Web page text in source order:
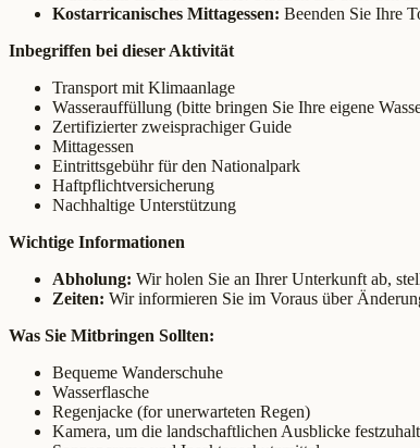
Kostarricanisches Mittagessen: Beenden Sie Ihre
Inbegriffen bei dieser Aktivität
Transport mit Klimaanlage
Wasserauffüllung (bitte bringen Sie Ihre eigene
Zertifizierter zweisprachiger Guide
Mittagessen
Eintrittsgebühr für den Nationalpark
Haftpflichtversicherung
Nachhaltige Unterstützung
Wichtige Informationen
Abholung: Wir holen Sie an Ihrer Unterkunft ab,
Zeiten: Wir informieren Sie im Voraus über
Was Sie Mitbringen Sollten:
Bequeme Wanderschuhe
Wasserflasche
Regenjacke (for unerwarteten Regen)
Kamera, um die landschaftlichen Ausblicke